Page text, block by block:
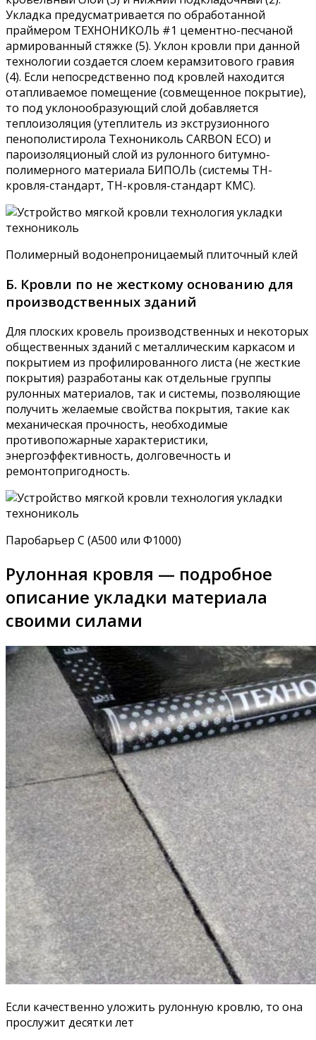
Укладка предусматривается по обработанной
праймером ТЕХНОНИКОЛЬ #1 цементно-песчаной
армированный стяжке (5). Уклон кровли при данной
технологии создается слоем керамзитового гравия
(4). Если непосредственно под кровлей находится
отапливаемое помещение (совмещенное покрытие),
то под уклонообразующий слой добавляется
теплоизоляция (утеплитель из экструзионного
пенополистирола Технониколь CARBON ECO) и
пароизоляционый слой из рулонного битумно-
полимерного материала БИПОЛЬ (системы ТН-
кровля-стандарт, ТН-кровля-стандарт КМС).
Полимерный водонепроницаемый плиточный клей
Б. Кровли по не жесткому основанию для
производственных зданий
Для плоских кровель производственных и некоторых
общественных зданий с металлическим каркасом и
покрытием из профилированного листа (не жесткие
покрытия) разработаны как отдельные группы
рулонных материалов, так и системы, позволяющие
получить желаемые свойства покрытия, такие как
механическая прочность, необходимые
противопожарные характеристики,
энергоэффективность, долговечность и
ремонтопригодность.
Паробарьер С (А500 или Ф1000)
Рулонная кровля — подробное
описание укладки материала
своими силами
Если качественно уложить рулонную кровлю, то она
прослужит десятки лет